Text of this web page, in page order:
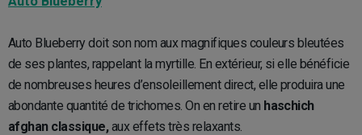
Auto Blueberry doit son nom aux magnifiques couleurs bleutées
de ses plantes, rappelant la myrtille. En extérieur, si elle bénéficie
de nombreuses heures d’ensoleillement direct, elle produira une
abondante quantité de trichomes. On en retire un haschich
afghan classique,aux effets très relaxants.